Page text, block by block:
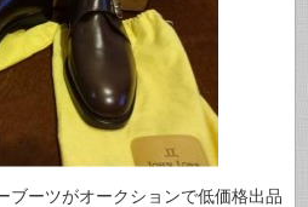
ブーツがオークションで低価格出品